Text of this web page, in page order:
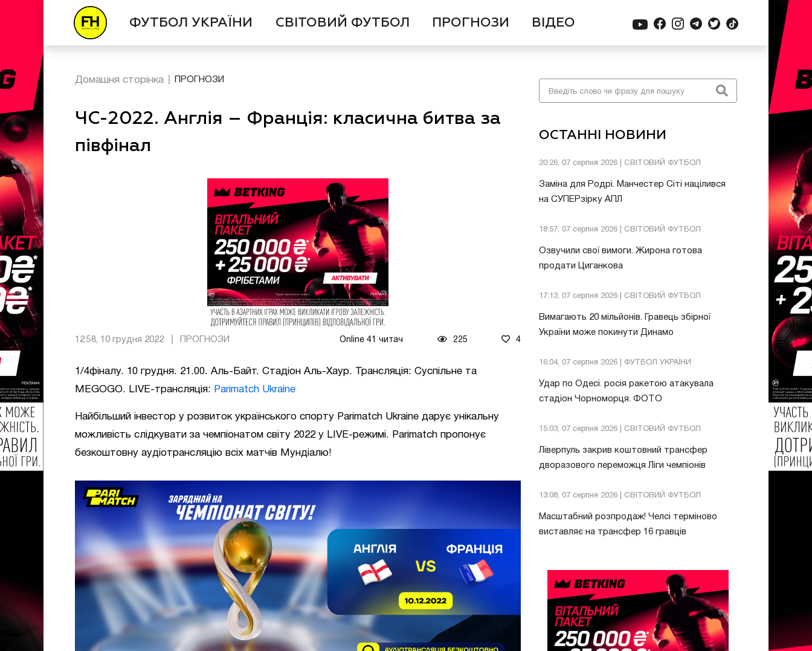
ФУТБОЛ УКРАЇНИ СВІТОВИЙ ФУТБОЛ ПРОГНОЗИ ВІДЕО
ОСТАННІ НОВИНИ
20:26, 07 серпня 2026 | СВІТОВИЙ ФУТБОЛ
Заміна для Родрі. Манчестер Сіті націлився
на СУПЕРзірку АПЛ
18:57, 07 серпня 2026 | СВІТОВИЙ ФУТБОЛ
Озвучили свої вимоги. Жирона готова
продати Циганкова
17:13, 07 серпня 2026 | СВІТОВИЙ ФУТБОЛ
Вимагають 20 мільйонів. Гравець збірної
України може покинути Динамо
16:04, 07 серпня 2026 | ФУТБОЛ УКРАЇНИ
Удар по Одесі. росія ракетою атакувала
стадіон Чорноморця. ФОТО
15:03, 07 серпня 2026 | СВІТОВИЙ ФУТБОЛ
Ліверпуль закрив коштовний трансфер
дворазового переможця Ліги чемпіонів
13:08, 07 серпня 2026 | СВІТОВИЙ ФУТБОЛ
Масштабний розпродаж! Челсі терміново
виставляє на трансфер 16 гравців
Домашня сторінка ПРОГНОЗИ
ЧС-2022. Англія – Франція: класична битва за
півфінал
12:58, 10 грудня 2022 ПРОГНОЗИ Online 41 читач 225 4
1/4фіналу. 10 грудня. 21.00. Аль-Байт. Стадіон Аль-Хаур. Трансляція: Суспільне та
MEGOGO. LIVE-трансляція: Parimatch Ukraine
Найбільший інвестор у розвиток українського спорту Parimatch Ukraine дарує унікальну
можливість слідкувати за чемпіонатом світу 2022 у LIVE-режимі. Parimatch пропонує
безкоштовну аудіотрансляцію всіх матчів Мундіалю!